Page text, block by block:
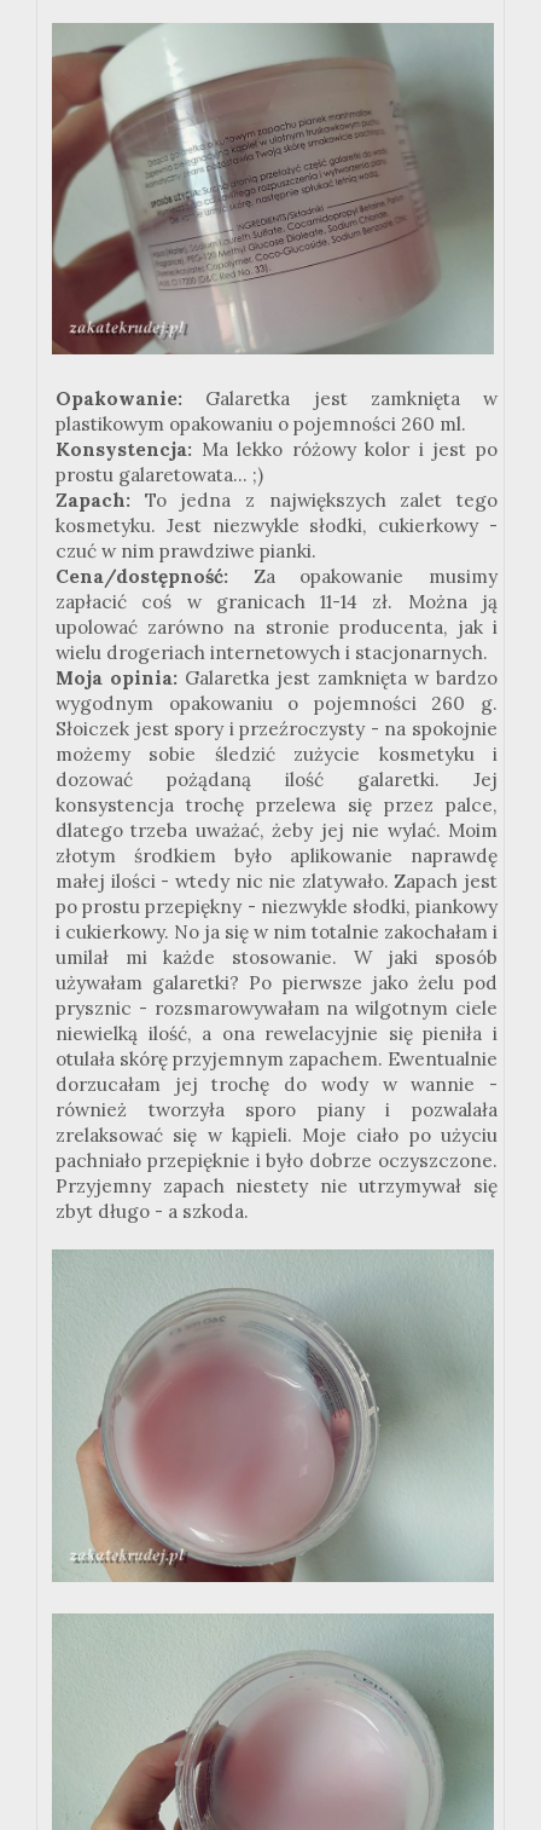
Opakowanie: Galaretka jest zamknięta w
plastikowym opakowaniu o pojemności 260 ml.
Konsystencja: Ma lekko różowy kolor i jest po
prostu galaretowata... ;)
Zapach: To jedna z największych zalet tego
kosmetyku. Jest niezwykle słodki, cukierkowy -
czuć w nim prawdziwe pianki.
Cena/dostępność: Za opakowanie musimy
zapłacić coś w granicach 11-14 zł. Można ją
upolować zarówno na stronie producenta, jak i
wielu drogeriach internetowych i stacjonarnych.
Moja opinia: Galaretka jest zamknięta w bardzo
wygodnym opakowaniu o pojemności 260 g.
Słoiczek jest spory i przeźroczysty - na spokojnie
możemy sobie śledzić zużycie kosmetyku i
dozować pożądaną ilość galaretki. Jej
konsystencja trochę przelewa się przez palce,
dlatego trzeba uważać, żeby jej nie wylać. Moim
złotym środkiem było aplikowanie naprawdę
małej ilości - wtedy nic nie zlatywało. Zapach jest
po prostu przepiękny - niezwykle słodki, piankowy
i cukierkowy. No ja się w nim totalnie zakochałam i
umilał mi każde stosowanie. W jaki sposób
używałam galaretki? Po pierwsze jako żelu pod
prysznic - rozsmarowywałam na wilgotnym ciele
niewielką ilość, a ona rewelacyjnie się pieniła i
otulała skórę przyjemnym zapachem. Ewentualnie
dorzucałam jej trochę do wody w wannie -
również tworzyła sporo piany i pozwalała
zrelaksować się w kąpieli. Moje ciało po użyciu
pachniało przepięknie i było dobrze oczyszczone.
Przyjemny zapach niestety nie utrzymywał się
zbyt długo - a szkoda.